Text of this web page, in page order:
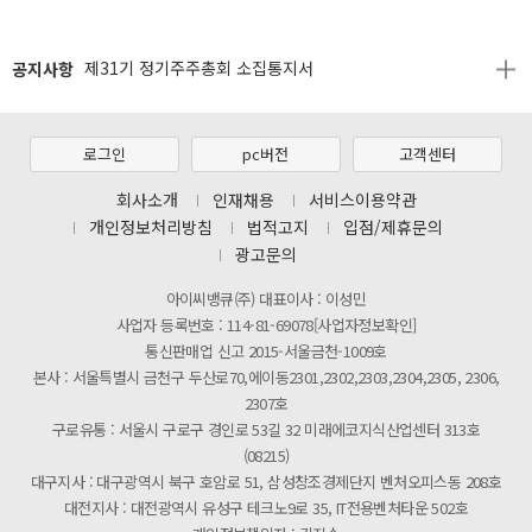
공지사항 제31기 정기주주총회 소집통지서
[2026년 8월 신용카드 무이자 행사 안내]
제31기 정기주주총회 소집통지서
[마일리지 적립 및 사용 정책 개편 안내]
로그인 pc버전 고객센터
회사소개 인재채용
서비스이용약관
개인정보처리방침
법적고지
입점/제휴문의
광고문의
아이씨뱅큐(주) 대표이사 : 이성민
사업자 등록번호 : 114-81-69078[사업자정보확인]
통신판매업 신고 2015-서울금천-1009호
본사 : 서울특별시 금천구 두산로70,에이동2301,2302,2303,2304,2305, 2306,
2307호
구로유통 : 서울시 구로구 경인로 53길 32 미래에코지식산업센터 313호
(08215)
대구지사 : 대구광역시 북구 호암로 51, 삼성창조경제단지 벤처오피스동 208호
대전지사 : 대전광역시 유성구 테크노9로 35, IT전용벤처타운 502호